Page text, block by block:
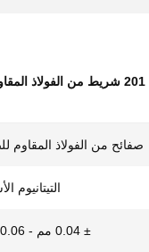
201 شريط من الفولاذ المقاوم للصدأ المدلفن على البارد
صفائح من الفولاذ المقاوم
التيتانيوم
± 0.04 مم - 0.06 مم